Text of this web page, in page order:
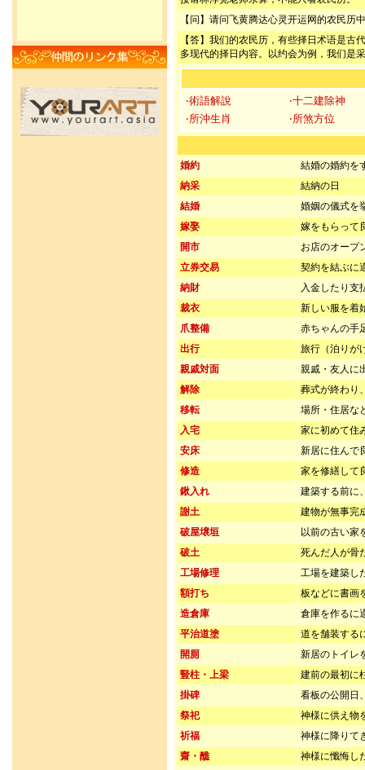
【问】请问飞黄腾达心灵开运网的农民
【答】我们的农民历，有些择日术语是
多现代的择日内容。以约会为例，我们是
‧術語解說
‧十二建除神
‧所沖生肖
‧所煞方位
婚約
結婚の婚約を
納采
結納の日
結婚
婚姻の儀式を
嫁娶
嫁をもらって
開市
お店のオープ
立券交易
契約を結ぶに
納財
入金したり支
裁衣
新しい服を着
爪整備
赤ちゃんの手
出行
旅行（泊りが
親戚対面
親戚・友人に
解除
葬式が終わり
移転
場所・住居な
入宅
家に初めて住
安床
新居に住んで
修造
家を修繕して
鍬入れ
建築する前に
謝土
建物が無事完
破屋壌垣
以前の古い家
破土
死んだ人が骨
工場修理
工場を建築し
額打ち
板などに書画
造倉庫
倉庫を作るに
平治道塗
道を舗装する
開厠
新居のトイレ
豎柱・上梁
建前の最初に
掛碑
看板の公開日
祭祀
神様に供え物
祈福
神様に降りて
齋・醮
神様に懺悔し